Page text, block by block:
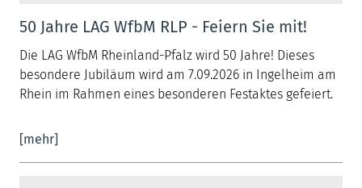
50 Jahre LAG WfbM RLP - Feiern Sie mit!
Die LAG WfbM Rheinland-Pfalz wird 50 Jahre! Dieses
besondere Jubiläum wird am 7.09.2026 in Ingelheim am
Rhein im Rahmen eines besonderen Festaktes gefeiert.
[mehr]